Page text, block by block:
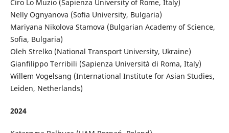
Ciro Lo Muzio (Sapienza University of Rome, Italy)
Nelly Ognyanova (Sofia University, Bulgaria)
Mariyana Nikolova Stamova (Bulgarian Academy of Science,
Sofia, Bulgaria)
Oleh Strelko (National Transport University, Ukraine)
Gianfilippo Terribili (Sapienza Università di Roma, Italy)
Willem Vogelsang (International Institute for Asian Studies,
Leiden, Netherlands)
2024